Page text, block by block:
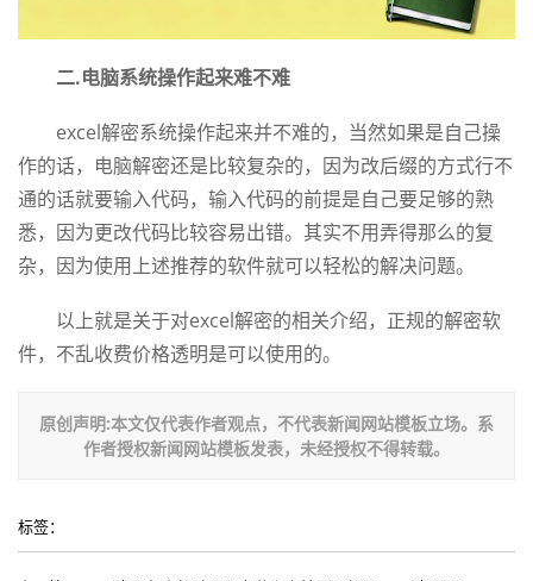
二.电脑系统操作起来难不难
excel解密系统操作起来并不难的，当然如果是自己操
作的话，电脑解密还是比较复杂的，因为改后缀的方式行不
通的话就要输入代码，输入代码的前提是自己要足够的熟
悉，因为更改代码比较容易出错。其实不用弄得那么的复
杂，因为使用上述推荐的软件就可以轻松的解决问题。
以上就是关于对excel解密的相关介绍，正规的解密软
件，不乱收费价格透明是可以使用的。
原创声明:本文仅代表作者观点，不代表新闻网站模板立场。系
作者授权新闻网站模板发表，未经授权不得转载。
标签：